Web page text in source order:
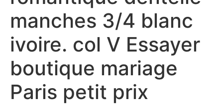
manches 3/4 blanc
ivoire. col V Essayer
boutique mariage
Paris petit prix